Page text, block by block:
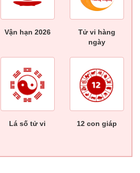
Vận hạn 2026
Tử vi hàng
ngày
Lá số tử vi 12 con giáp